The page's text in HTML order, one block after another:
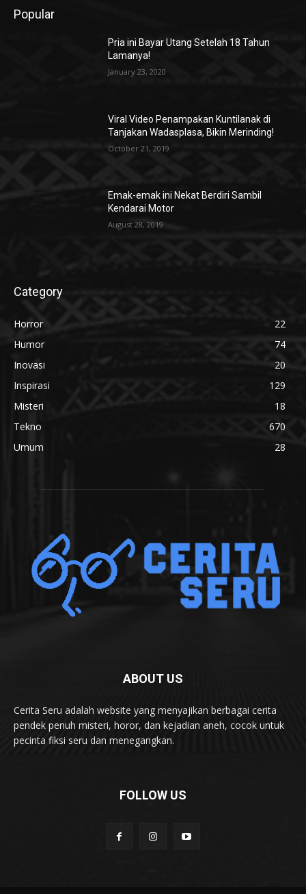
Popular
Pria ini Bayar Utang Setelah 18 Tahun
Lamanya!
January 23, 2020
Viral Video Penampakan Kuntilanak di
Tanjakan Wadasplasa, Bikin Merinding!
October 21, 2019
Emak-emak ini Nekat Berdiri Sambil
Kendarai Motor
August 28, 2019
Category
Horror
22
Humor
74
Inovasi
20
Inspirasi
129
Misteri
18
Tekno
670
Umum
28
ABOUT US
Cerita Seru adalah website yang menyajikan berbagai cerita
pendek penuh misteri, horor, dan kejadian aneh, cocok untuk
pecinta fiksi seru dan menegangkan.
FOLLOW US